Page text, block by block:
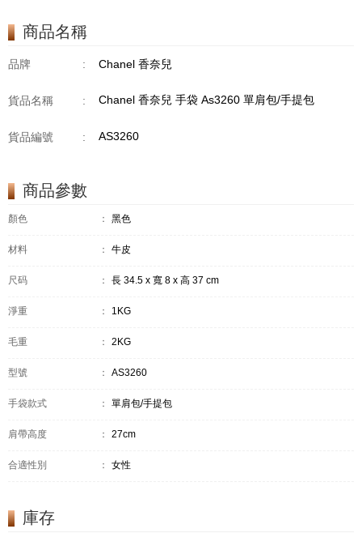
商品名稱
品牌 : Chanel 香奈兒
貨品名稱 : Chanel 香奈兒 手袋 As3260 單肩包/手提包
貨品編號 : AS3260
商品參數
顏色 ： 黑色
材料 ： 牛皮
尺码 ： 長 34.5 x 寬 8 x 高 37 cm
淨重 ： 1KG
毛重 ： 2KG
型號 ： AS3260
手袋款式 ： 單肩包/手提包
肩帶高度 ： 27cm
合適性別 ： 女性
庫存